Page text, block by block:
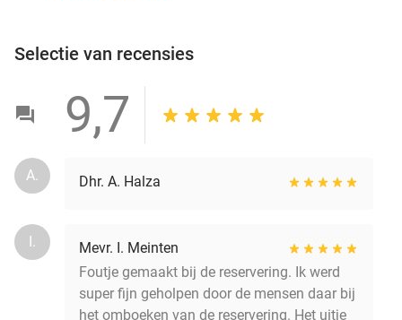
Selectie van recensies
9,7
A. Dhr. A. Halza
I.
Mevr. I. Meinten
Foutje gemaakt bij de reservering. Ik werd
super fijn geholpen door de mensen daar bij
het omboeken van de reservering. Het uitje